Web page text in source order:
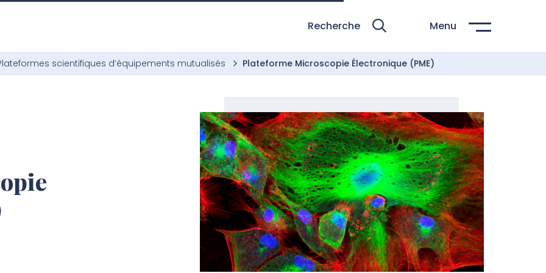
Recherche Menu
scientifiques d’équipements mutualisés Plateforme Microscopie Électronique (PME)